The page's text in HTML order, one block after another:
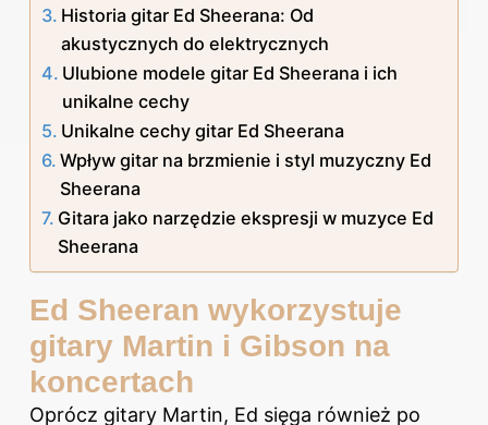
Historia gitar Ed Sheerana: Od
akustycznych do elektrycznych
Ulubione modele gitar Ed Sheerana i ich
unikalne cechy
Unikalne cechy gitar Ed Sheerana
Wpływ gitar na brzmienie i styl muzyczny Ed
Sheerana
Gitara jako narzędzie ekspresji w muzyce Ed
Sheerana
Ed Sheeran wykorzystuje
gitary Martin i Gibson na
koncertach
Oprócz gitary Martin, Ed sięga również po